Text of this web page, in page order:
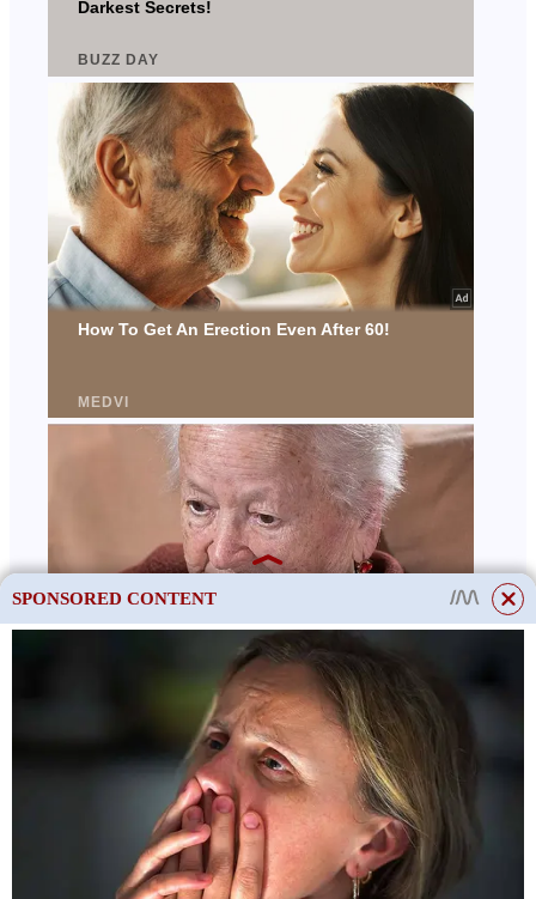
SPONSORED CONTENT